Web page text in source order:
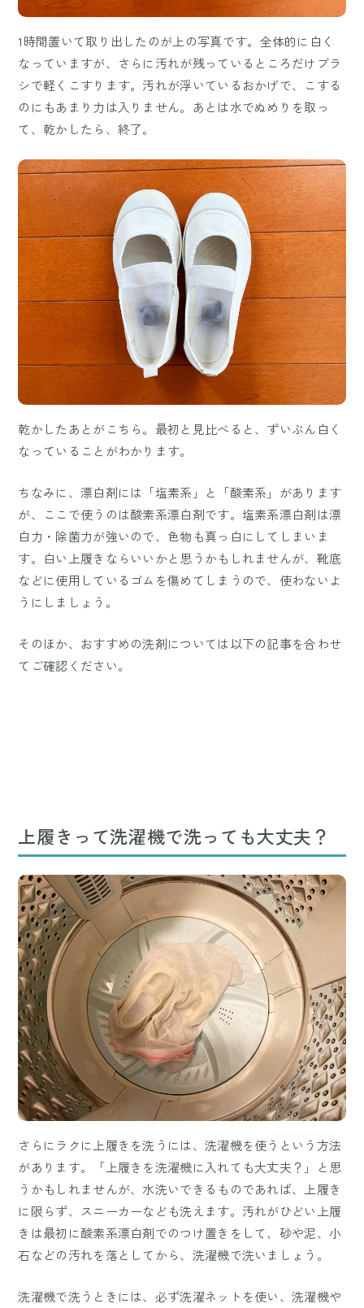
1時間置いて取り出したのが上の写真です。全体的に白く
なっていますが、さらに汚れが残っているところだけブラ
シで軽くこすります。汚れが浮いているおかげで、こする
のにもあまり力は入りません。あとは水でぬめりを取っ
て、乾かしたら、終了。
乾かしたあとがこちら。最初と見比べると、ずいぶん白く
なっていることがわかります。
ちなみに、漂白剤には「塩素系」と「酸素系」があります
が、ここで使うのは酸素系漂白剤です。塩素系漂白剤は漂
白力・除菌力が強いので、色物も真っ白にしてしまいま
す。白い上履きならいいかと思うかもしれませんが、靴底
などに使用しているゴムを傷めてしまうので、使わないよ
うにしましょう。
そのほか、おすすめの洗剤については以下の記事を合わせ
てご確認ください。
上履きって洗濯機で洗っても大丈夫？
さらにラクに上履きを洗うには、洗濯機を使うという方法
があります。「上履きを洗濯機に入れても大丈夫？」と思
うかもしれませんが、水洗いできるものであれば、上履き
に限らず、スニーカーなども洗えます。汚れがひどい上履
きは最初に酸素系漂白剤でのつけ置きをして、砂や泥、小
石などの汚れを落としてから、洗濯機で洗いましょう。
洗濯機で洗うときには、必ず洗濯ネットを使い、洗濯機や